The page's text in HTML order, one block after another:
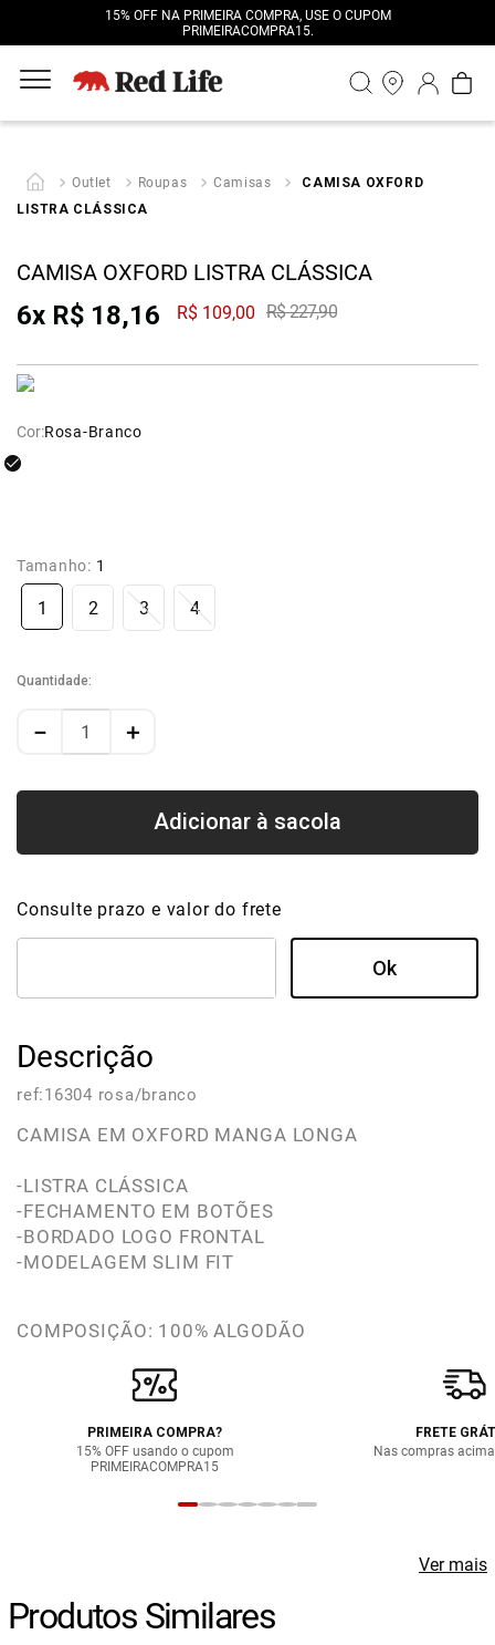
15% OFF NA PRIMEIRA COMPRA, USE O CUPOM
PRIMEIRACOMPRA15.
Outlet Roupas Camisas
CAMISA OXFORD
LISTRA CLÁSSICA
CAMISA OXFORD LISTRA CLÁSSICA
6x R$ 18,16 R$ 109,00 R$227,90
Cor:Rosa-Branco
Tamanho: 1
1 2 3 4
Quantidade
＋
－
Consulte prazo e valor do frete
Descrição
ref:16304 rosa/branco
CAMISA EM OXFORD MANGA LONGA
-LISTRA CLÁSSICA
-FECHAMENTO EM BOTÕES
-BORDADO LOGO FRONTAL
-MODELAGEM SLIM FIT
COMPOSIÇÃO: 100% ALGODÃO
PRIMEIRA COMPRA?
15% OFF usando o cupom
PRIMEIRACOMPRA15
FRETE
Nas compras
Produtos Similares
Ver mais